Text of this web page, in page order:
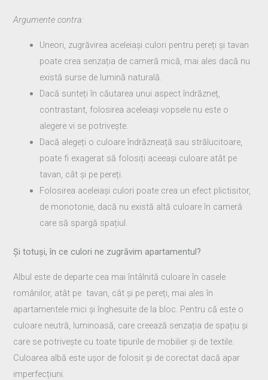
Argumente contra:
Uneori, zugrăvirea aceleiași culori pentru pereți și tavan
poate crea senzația de cameră mică, mai ales dacă nu
există surse de lumină naturală.
Dacă sunteți în căutarea unui aspect îndrăzneț,
contrastant, folosirea aceleiași vopsele nu este o
alegere vi se potrivește.
Dacă alegeți o culoare îndrăzneață sau strălucitoare,
poate fi exagerat să folosiți aceeași culoare atât pe
tavan, cât și pe pereți.
Folosirea aceleiași culori poate crea un efect plictisitor,
de monotonie, dacă nu există altă culoare în cameră
care să spargă spațiul.
Și totuși, în ce culori ne zugrăvim apartamentul?
Albul este de departe cea mai întâlnită culoare în casele
românilor, atât pe tavan, cât și pe pereți, mai ales în
apartamentele mici și înghesuite de la bloc. Pentru că este o
culoare neutră, luminoasă, care creează senzația de spațiu și
care se potrivește cu toate tipurile de mobilier și de textile.
Culoarea albă este ușor de folosit și de corectat dacă apar
imperfecțiuni.